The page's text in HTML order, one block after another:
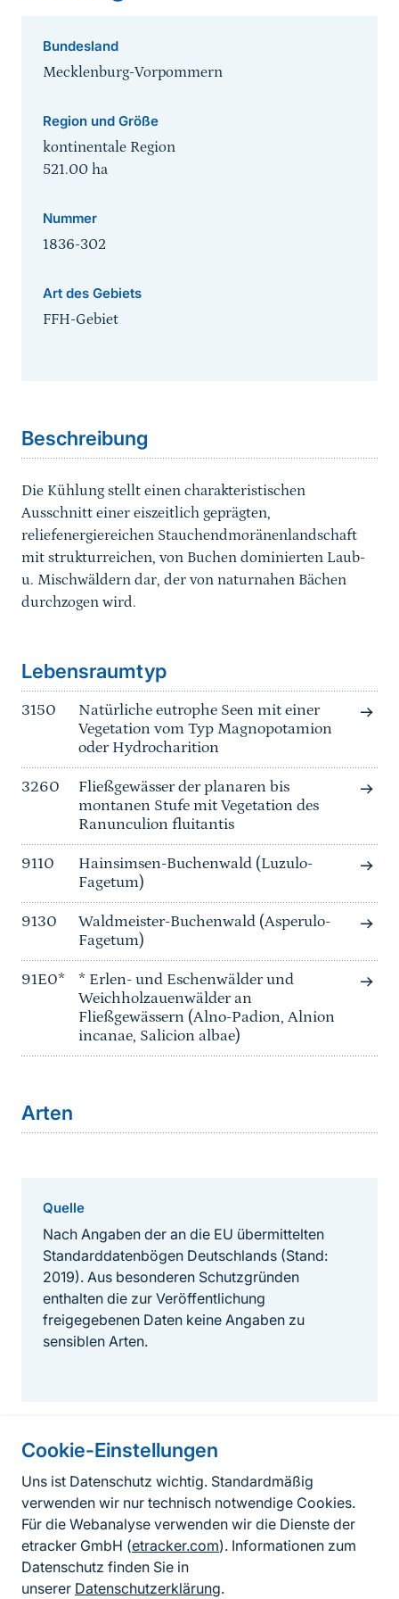
Cookie-Einstellungen
Uns ist Datenschutz wichtig. Standardmäßig
verwenden wir nur technisch notwendige Cookies.
Für die Webanalyse verwenden wir die Dienste der
etracker GmbH (etracker.com). Informationen zum
Datenschutz finden Sie in
unserer Datenschutzerklärung.
Bundesland
Mecklenburg-Vorpommern
Region und Größe
kontinentale Region
521.00 ha
Nummer
1836-302
Art des Gebiets
FFH-Gebiet
Beschreibung
Die Kühlung stellt einen charakteristischen
Ausschnitt einer eiszeitlich geprägten,
reliefenergiereichen Stauchendmoränenlandschaft
mit strukturreichen, von Buchen dominierten Laub-
u. Mischwäldern dar, der von naturnahen Bächen
durchzogen wird.
Lebensraumtyp
3150
Natürliche eutrophe Seen mit einer
Vegetation vom Typ Magnopotamion
oder Hydrocharition
3260
Fließgewässer der planaren bis
montanen Stufe mit Vegetation des
Ranunculion fluitantis
9110
Hainsimsen-Buchenwald (Luzulo-
Fagetum)
9130
Waldmeister-Buchenwald (Asperulo-
Fagetum)
91E0*
* Erlen- und Eschenwälder und
Weichholzauenwälder an
Fließgewässern (Alno-Padion, Alnion
incanae, Salicion albae)
Arten
Quelle
Nach Angaben der an die EU übermittelten
Standarddatenbögen Deutschlands (Stand:
2019). Aus besonderen Schutzgründen
enthalten die zur Veröffentlichung
freigegebenen Daten keine Angaben zu
sensiblen Arten.
Informationen zur Seite
FußzeileKontakt zum BfN
Kontaktformular
Erklärung zur Barrierefreiheit